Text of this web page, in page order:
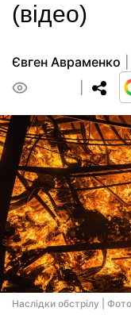
(відео)
Євген Авраменко
Наслідки обстрілу |